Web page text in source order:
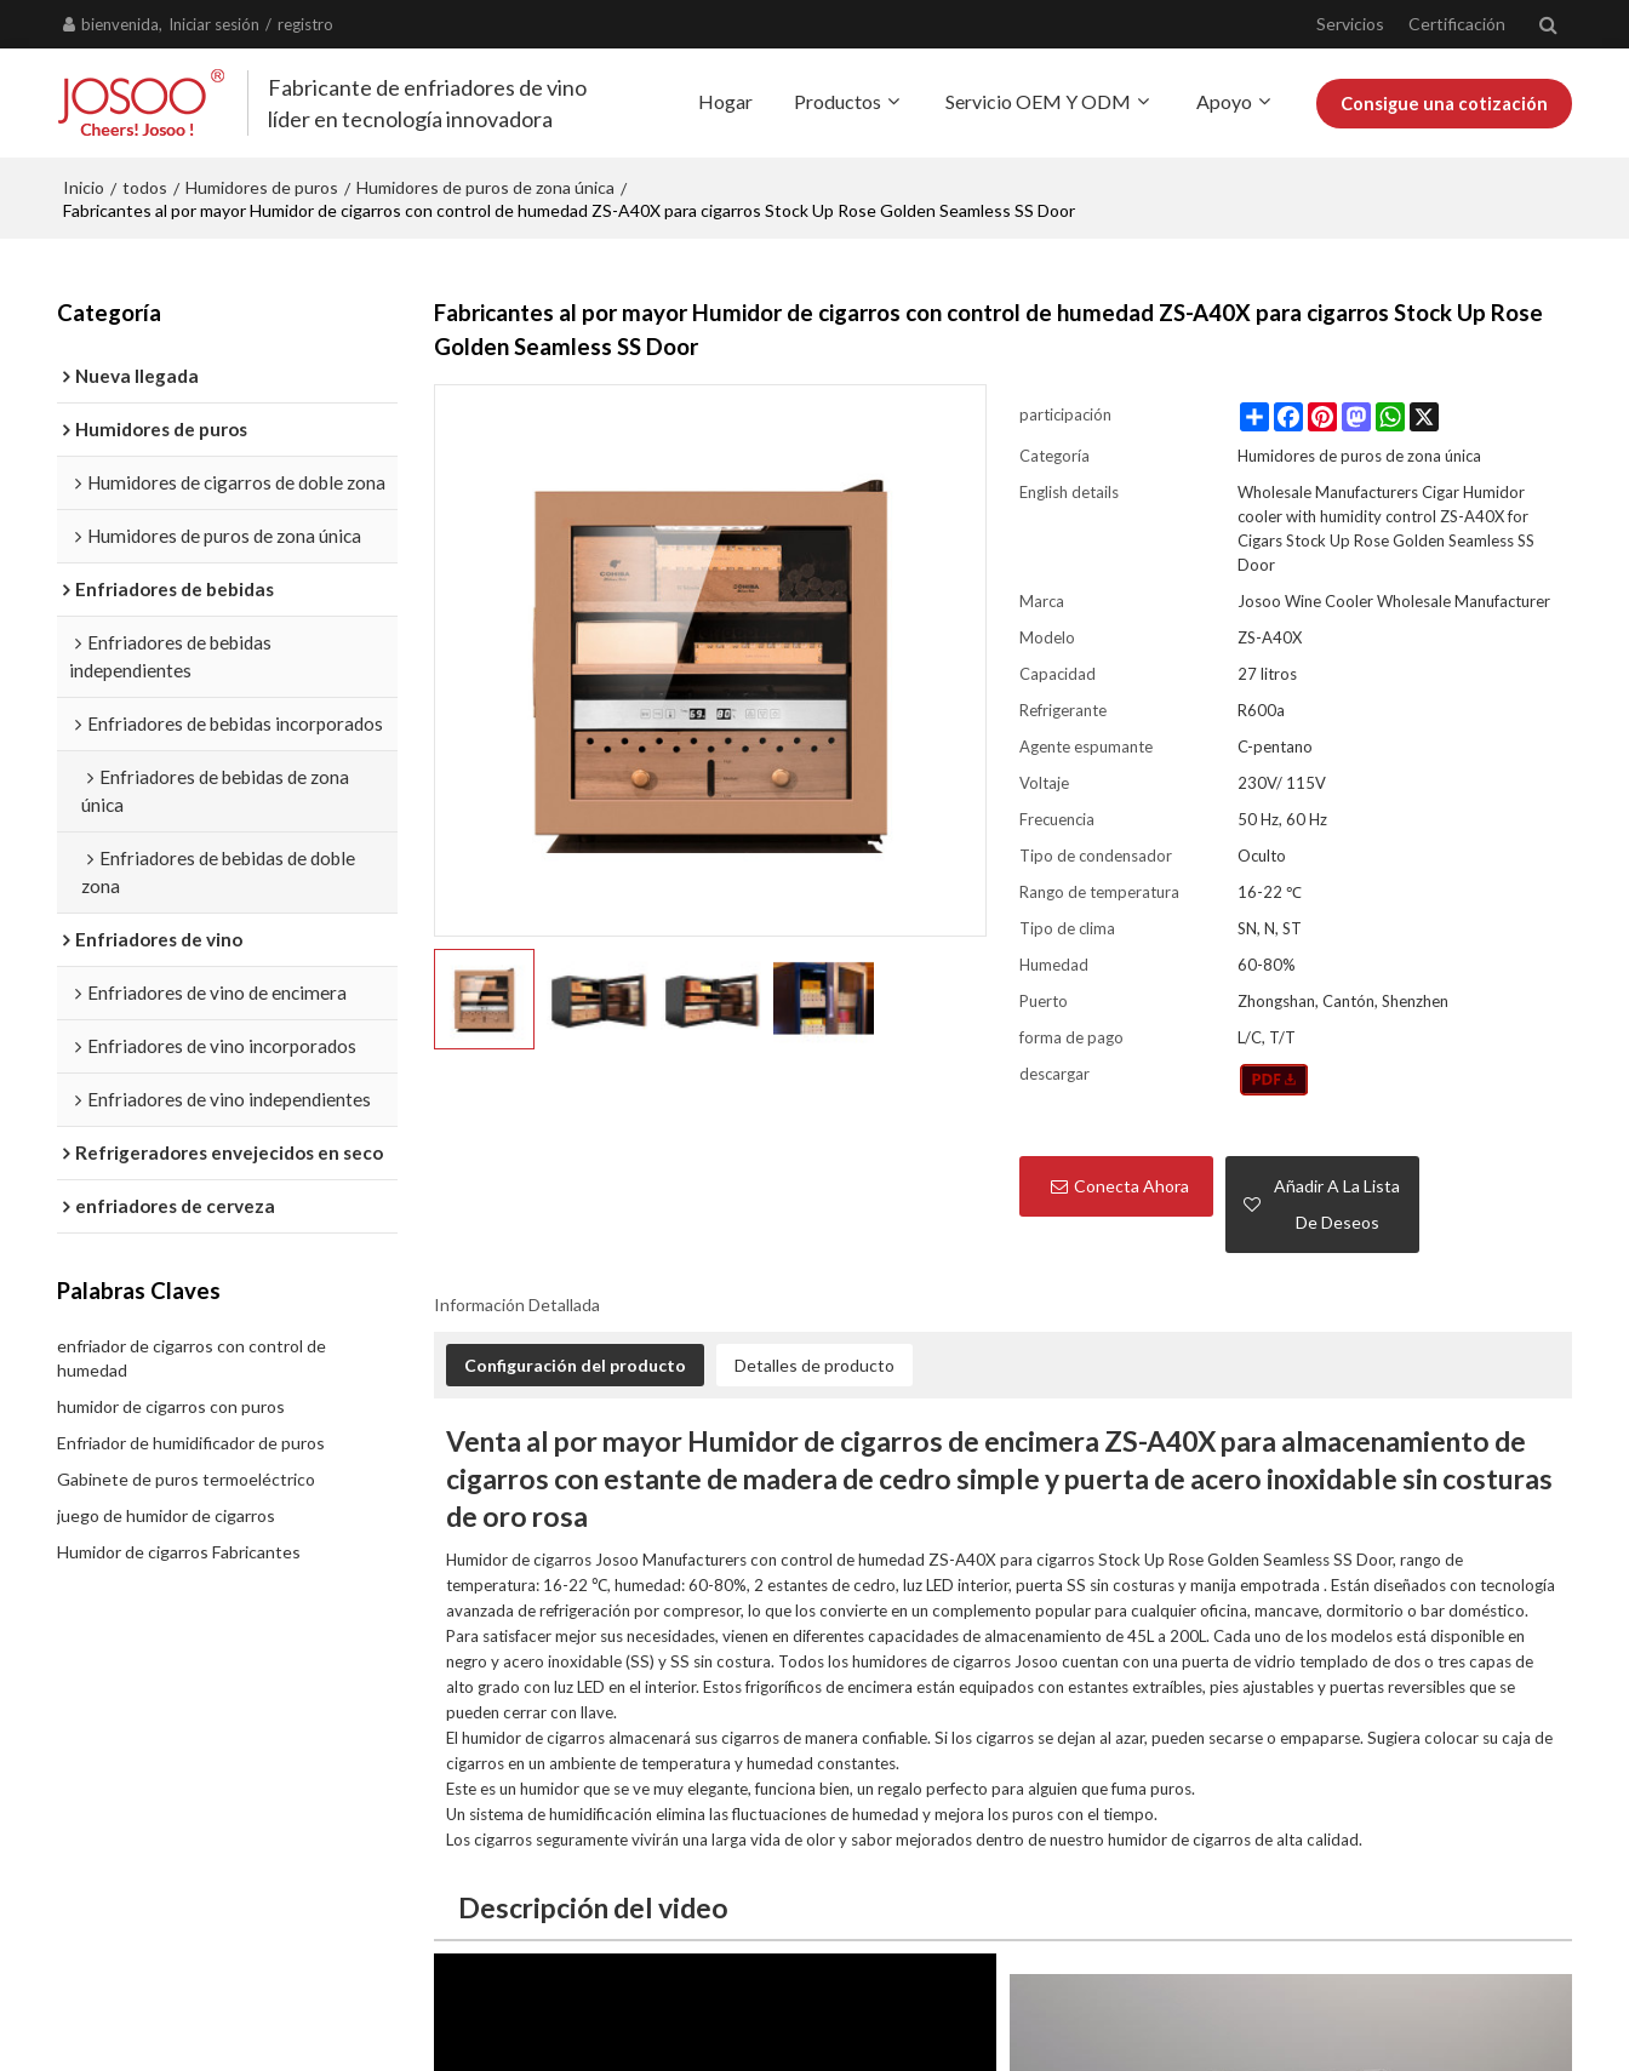
bienvenida, Iniciar sesión / registro Servicios Certificación
Fabricante de enfriadores de vino
líder en tecnología innovadora
Hogar Productos Servicio OEM Y ODM Apoyo
Sobre Josoo
Consigue una cotización
Inicio / todos / Humidores de puros / Humidores de puros de zona única /
Fabricantes al por mayor Humidor de cigarros con control de humedad ZS-A40X para cigarros Stock Up Rose Golden Seamless SS Door
Categoría
Nueva llegada
Humidores de puros
Humidores de cigarros de doble zona
Humidores de puros de zona única
Enfriadores de bebidas
Enfriadores de bebidas
independientes
Enfriadores de bebidas incorporados
Enfriadores de bebidas de zona
única
Enfriadores de bebidas de doble
zona
Enfriadores de vino
Enfriadores de vino de encimera
Enfriadores de vino incorporados
Enfriadores de vino independientes
Refrigeradores envejecidos en seco
enfriadores de cerveza
Palabras Claves
enfriador de cigarros con control de
humedad
humidor de cigarros con puros
Enfriador de humidificador de puros
Gabinete de puros termoeléctrico
juego de humidor de cigarros
Humidor de cigarros Fabricantes
Fabricantes al por mayor Humidor de cigarros con control de humedad ZS-A40X para cigarros Stock Up Rose
Golden Seamless SS Door
participación ShareFacebookPinterestMastodonWhatsApp
X
Categoría
Humidores de puros de zona única
English details
Wholesale Manufacturers Cigar Humidor
cooler with humidity control ZS-A40X for
Cigars Stock Up Rose Golden Seamless SS
Door
Marca
Josoo Wine Cooler Wholesale Manufacturer
Modelo
ZS-A40X
Capacidad
27 litros
Refrigerante
R600a
Agente espumante
C-pentano
Voltaje
230V/ 115V
Frecuencia
50 Hz, 60 Hz
Tipo de condensador
Oculto
Rango de temperatura
16-22 ℃
Tipo de clima
SN, N, ST
Humedad
60-80%
Puerto
Zhongshan, Cantón, Shenzhen
forma de pago
L/C, T/T
descargar
Conecta Ahora
Añadir A La Lista
De Deseos
Información Detallada
Configuración del producto Detalles de producto
Venta al por mayor Humidor de cigarros de encimera ZS-A40X para almacenamiento de
cigarros con estante de madera de cedro simple y puerta de acero inoxidable sin costuras
de oro rosa
Humidor de cigarros Josoo Manufacturers con control de humedad ZS-A40X para cigarros Stock Up Rose Golden Seamless SS Door, rango de
temperatura: 16-22 ℃, humedad: 60-80%, 2 estantes de cedro, luz LED interior, puerta SS sin costuras y manija empotrada . Están diseñados con tecnología
avanzada de refrigeración por compresor, lo que los convierte en un complemento popular para cualquier oficina, mancave, dormitorio o bar doméstico.
Para satisfacer mejor sus necesidades, vienen en diferentes capacidades de almacenamiento de 45L a 200L. Cada uno de los modelos está disponible en
negro y acero inoxidable (SS) y SS sin costura. Todos los humidores de cigarros Josoo cuentan con una puerta de vidrio templado de dos o tres capas de
alto grado con luz LED en el interior. Estos frigoríficos de encimera están equipados con estantes extraíbles, pies ajustables y puertas reversibles que se
pueden cerrar con llave.
El humidor de cigarros almacenará sus cigarros de manera confiable. Si los cigarros se dejan al azar, pueden secarse o empaparse. Sugiera colocar su caja de
cigarros en un ambiente de temperatura y humedad constantes.
Este es un humidor que se ve muy elegante, funciona bien, un regalo perfecto para alguien que fuma puros.
Un sistema de humidificación elimina las fluctuaciones de humedad y mejora los puros con el tiempo.
Los cigarros seguramente vivirán una larga vida de olor y sabor mejorados dentro de nuestro humidor de cigarros de alta calidad.
Descripción del video